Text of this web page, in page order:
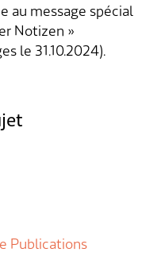
au message spécial
Notizen »
le 31.10.2024).
Publications